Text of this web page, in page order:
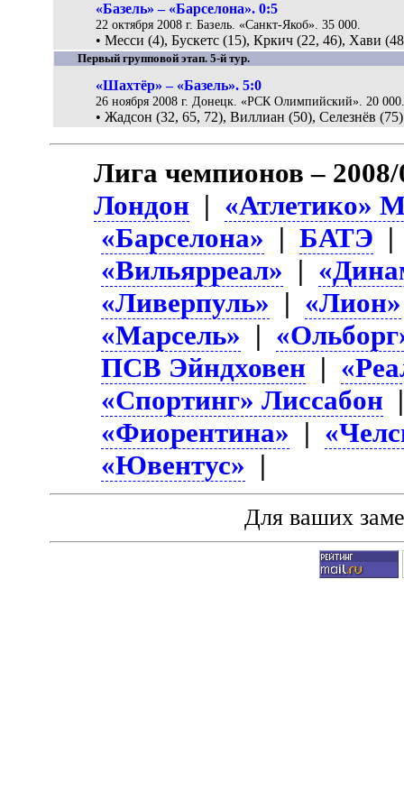
«Базель» – «Барселона». 0:5
22 октября 2008 г. Базель. «Санкт-Якоб». 35 000.
• Месси (4), Бускетс (15), Кркич (22, 46), Хави
Первый групповой этап. 5-й тур.
«Шахтёр» – «Базель». 5:0
26 ноября 2008 г. Донецк. «РСК Олимпийский». 20
• Жадсон (32, 65, 72), Виллиан (50), Селезнёв
Лига чемпионов –
Лондон | «Атлетико»
«Барселона» |БАТЭ
«Вильярреал» |
«Ливерпуль» | «Лион»
«Марсель» |
ПСВ Эйндховен |
«Спортинг» Лиссабон
«Фиорентина» |
«Ювентус» |
Для ваших